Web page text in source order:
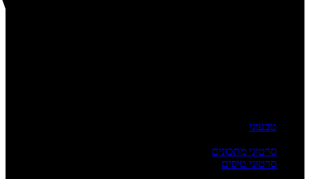
טבעוני
סרטוני מתכונים
סרטוני טיפים